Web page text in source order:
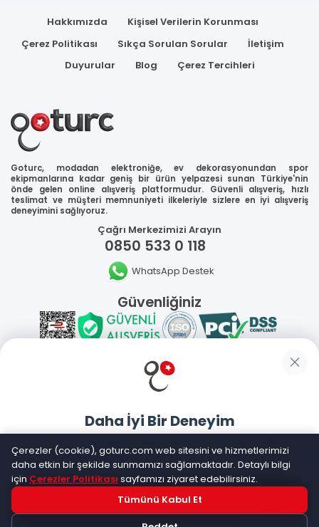
Hakkımızda
Kişisel Verilerin Korunması
Çerez Politikası
Sıkça Sorulan Sorular
İletişim
Duyurular
Blog Çerez Tercihleri
Goturc, modadan elektroniğe, ev dekorasyonundan spor
ekipmanlarına kadar geniş bir ürün yelpazesi sunan Türkiye'nin
önde gelen online alışveriş platformudur. Güvenli alışveriş, hızlı
teslimat ve müşteri memnuniyeti ilkeleriyle sizlere en iyi alışveriş
deneyimini sağlıyoruz.
Çağrı Merkezimizi Arayın
0850 533 0 118
WhatsApp Destek
Güvenliğiniz
Sosyal Medya
Mobil Uygulamalarımız
©2026Goturc – Her Zaman Daha İyisi Vardır
Daha İyi Bir Deneyim
Goturc mobil uygulamasıyla daha hızlı ve kolay alışveriş
yapın
Hemen Dene!
Çerezler (cookie), goturc.com web sitesini ve hizmetlerimizi
daha etkin bir şekilde sunmamızı sağlamaktadır. Detaylı bilgi
için Çerezler Politikası sayfamızı ziyaret edebilirsiniz.
Tümünü Kabul Et